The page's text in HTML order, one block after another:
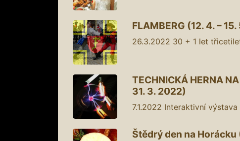
FLAMBERG (12. 4. –
26.3.2022 30 + 1 let
TECHNICKÁ HERNA
31. 3. 2022)
7.1.2022 Interaktivní výstava
Štědrý den na Horácku